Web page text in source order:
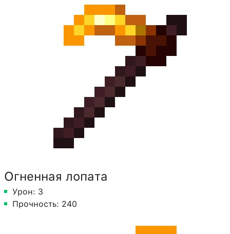
Огненная лопата
Урон: 3
Прочность: 240